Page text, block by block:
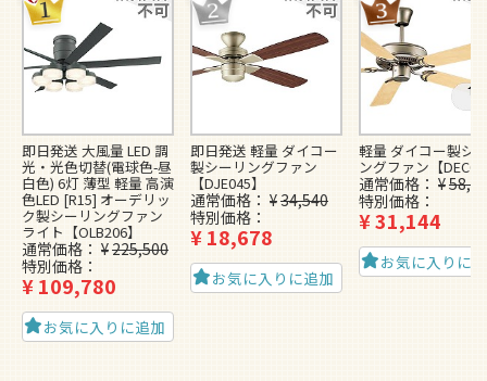
即日発送 大風量 LED 調
光・光色切替(電球色-昼
白色) 6灯 薄型 軽量 高演
色LED [R15] オーデリッ
ク製シーリングファン
ライト【OLB206】
通常価格 ¥225,500
特別価格
¥109,780
お気に入りに追加
即日発送 軽量 ダイコー
製シーリングファン
【DJE045】
通常価格 ¥34,540
特別価格
¥18,678
お気に入りに追加
軽量 ダイコー製シ
ングファン【
通常価格 ¥
特別価格
¥31,144
お気に入りに